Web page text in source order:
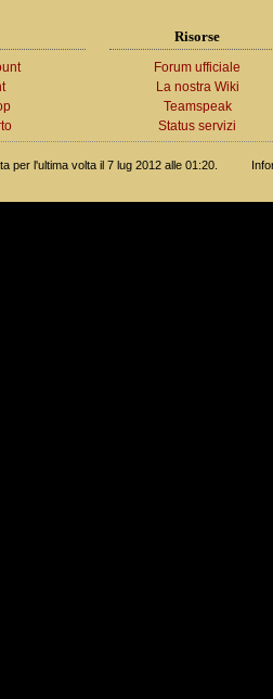
Risorse
Forum ufficiale
La nostra Wiki
Teamspeak
Status servizi
per l'ultima volta il 7 lug 2012 alle 01:20.